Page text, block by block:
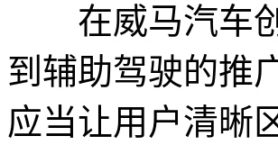
在威马汽车创
到辅助驾驶的推
应当让用户清晰